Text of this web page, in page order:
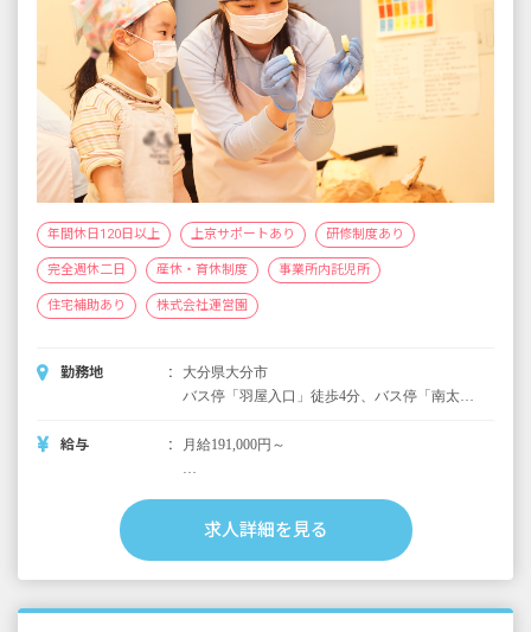
年間休日120日以上 上京サポートあり 研修制度あり
完全週休二日 産休・育休制度 事業所内託児所
住宅補助あり 株式会社運営園
勤務地
大分県大分市
バス停「羽屋入口」徒歩4分、バス停「南太平
JR「古国府駅」徒歩14分
給与 月給191,000円～
■早朝手当 （開園～8時）
■夜間手当 （18時～閉園）
求人詳細を見る